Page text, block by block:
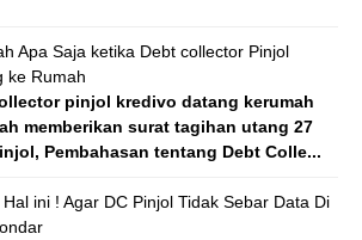
Apa Saja ketika Debt collector Pinjol
ke Rumah
pinjol kredivo datang kerumah
memberikan surat tagihan utang 27
Pembahasan tentang Debt Colle...
ini ! Agar DC Pinjol Tidak Sebar Data Di